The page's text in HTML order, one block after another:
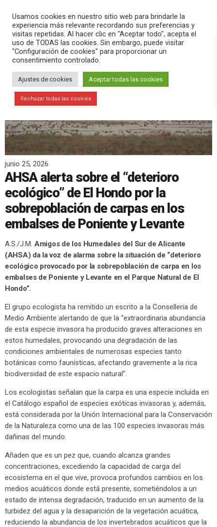
search menu pause PLAY
junio 25, 2026
AHSA alerta sobre el “deterioro
ecológico” de El Hondo por la
sobrepoblación de carpas en los
embalses de Poniente y Levante
A.S./J.M. Amigos de los Humedales del Sur de Alicante
(AHSA) da la voz de alarma sobre la situación de “deterioro
ecológico provocado por la sobrepoblación de carpa en los
embalses de Poniente y Levante en el Parque Natural de El
Hondo”.
El grupo ecologista ha remitido un escrito a la Conselleria de
Medio Ambiente alertando de que la “extraordinaria abundancia
de esta especie invasora ha producido graves alteraciones en
estos humedales, provocando una degradación de las
condiciones ambientales de numerosas especies tanto
botánicas como faunísticas, afectando gravemente a la rica
biodiversidad de este espacio natural”.
Los ecologistas señalan que la carpa es una especie incluida en
el Catálogo español de especies exóticas invasoras y, además,
está considerada por la Unión Internacional para la Conservación
de la Naturaleza como una de las 100 especies invasoras más
dañinas del mundo.
Añaden que es un pez que, cuando alcanza grandes
concentraciones, excediendo la capacidad de carga del
ecosistema en el que vive, provoca profundos cambios en los
medios acuáticos donde está presente, sometiéndolos a un
estado de intensa degradación, traducido en un aumento de la
turbidez del agua y la desaparición de la vegetación acuática,
reduciendo la abundancia de los invertebrados acuáticos que la
Usamos cookies en nuestro sitio web para brindarle la
experiencia más relevante recordando sus preferencias y
visitas repetidas. Al hacer clic en "Aceptar todo", acepta el
uso de TODAS las cookies. Sin embargo, puede visitar
"Configuración de cookies" para proporcionar un
consentimiento controlado.
Ajustes de cookies Aceptar todas las cookies
Rechazar todas las cookies